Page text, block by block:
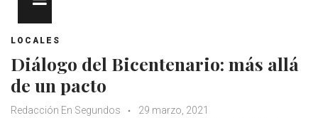
LOCALES
Diálogo del Bicentenario: más allá
de un pacto
Redacción En Segundos
29 marzo, 2021